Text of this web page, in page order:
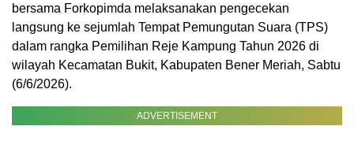
bersama Forkopimda melaksanakan pengecekan
langsung ke sejumlah Tempat Pemungutan Suara (TPS)
dalam rangka Pemilihan Reje Kampung Tahun 2026 di
wilayah Kecamatan Bukit, Kabupaten Bener Meriah, Sabtu
(6/6/2026).
ADVERTISEMENT